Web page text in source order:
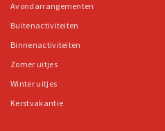
Avondarrangementen
Buitenactiviteiten
Binnenactiviteiten
Zomer uitjes
Winter uitjes
Kerstvakantie